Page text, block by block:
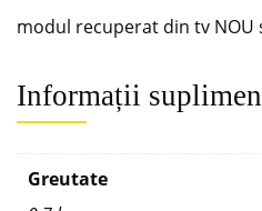
modul recuperat din tv NOU
Informații
Greutate